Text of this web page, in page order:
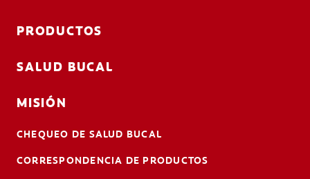
PRODUCTOS
SALUD BUCAL
MISIÓN
CHEQUEO DE SALUD BUCAL
CORRESPONDENCIA DE PRODUCTOS